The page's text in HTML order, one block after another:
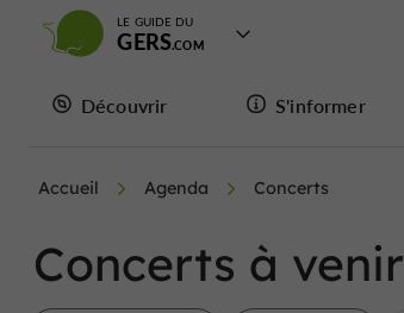
LE GUIDE DU
GERS
Découvrir S'informer
Accueil Agenda Concerts
Concerts à venir